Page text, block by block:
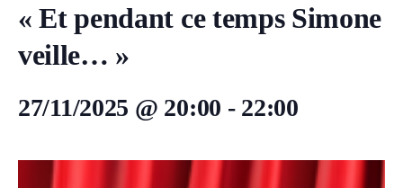
« Et pendant ce temps Simone
veille… »
27/11/2025 @ 20:00 - 22:00